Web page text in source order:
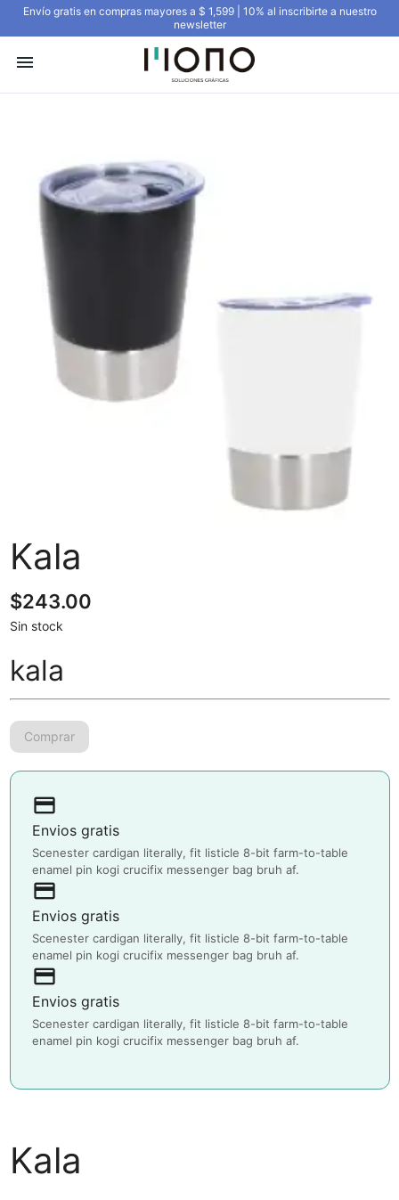
Envío gratis en compras mayores a $ 1,599 | 10% al inscribirte a nuestro
newsletter
menu
Kala
$243.00
Sin stock
kala
payment
Envios gratis
Scenester cardigan literally, fit listicle 8-bit farm-to-table
enamel pin kogi crucifix messenger bag bruh af.
payment
Envios gratis
Scenester cardigan literally, fit listicle 8-bit farm-to-table
enamel pin kogi crucifix messenger bag bruh af.
payment
Envios gratis
Scenester cardigan literally, fit listicle 8-bit farm-to-table
enamel pin kogi crucifix messenger bag bruh af.
Kala